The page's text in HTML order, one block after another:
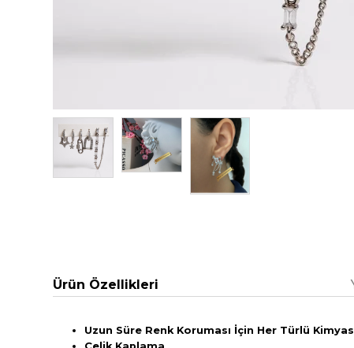
Ürün Özellikleri
Uzun Süre Renk Koruması İçin Her Türlü